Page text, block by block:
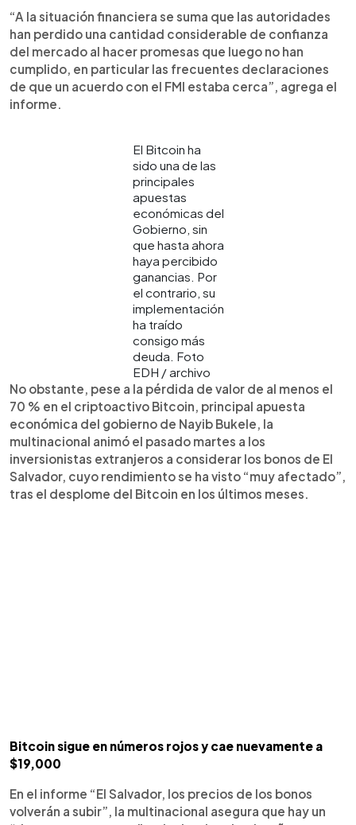
“A la situación financiera se suma que las autoridades
han perdido una cantidad considerable de confianza
del mercado al hacer promesas que luego no han
cumplido, en particular las frecuentes declaraciones
de que un acuerdo con el FMI estaba cerca”, agrega el
informe.
El Bitcoin ha
sido una de las
principales
apuestas
económicas del
Gobierno, sin
que hasta ahora
haya percibido
ganancias. Por
el contrario, su
implementación
ha traído
consigo más
deuda. Foto
EDH / archivo
No obstante, pese a la pérdida de valor de al menos el
70 % en el criptoactivo Bitcoin, principal apuesta
económica del gobierno de Nayib Bukele, la
multinacional animó el pasado martes a los
inversionistas extranjeros a considerar los bonos de El
Salvador, cuyo rendimiento se ha visto “muy afectado”,
tras el desplome del Bitcoin en los últimos meses.
Bitcoin sigue en números rojos y cae nuevamente a
$19,000
En el informe “El Salvador, los precios de los bonos
volverán a subir”, la multinacional asegura que hay un